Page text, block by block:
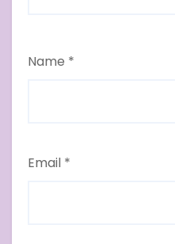
Name *
Email *